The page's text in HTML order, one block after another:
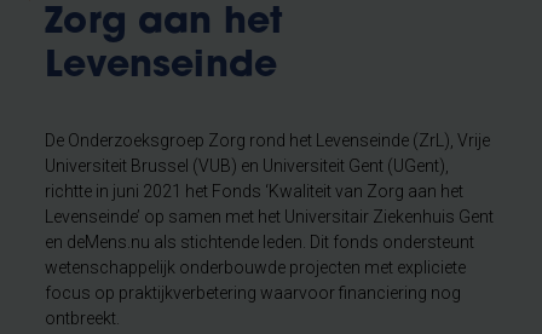
Zorg aan het
Levenseinde
De Onderzoeksgroep Zorg rond het Levenseinde (ZrL), Vrije
Universiteit Brussel (VUB) en Universiteit Gent (UGent),
richtte in juni 2021 het Fonds ‘Kwaliteit van Zorg aan het
Levenseinde’ op samen met het Universitair Ziekenhuis Gent
en deMens.nu als stichtende leden. Dit fonds ondersteunt
wetenschappelijk onderbouwde projecten met expliciete
focus op praktijkverbetering waarvoor financiering nog
ontbreekt.